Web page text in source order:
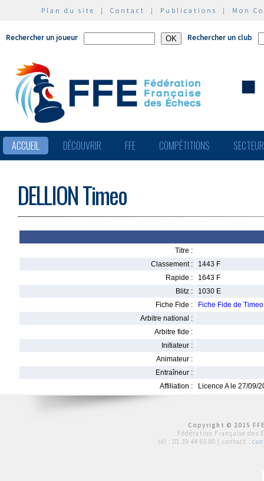
Plan du site | Contact | Publications | Mon
Rechercher un joueur Rechercher un club
ACCUEIL DÉCOUVRIR FFE COMPÉTITIONS
DELLION Timeo
Titre :
Classement :
1443 F
Rapide :
1643 F
Blitz :
1030 E
Fiche Fide :
Fiche Fide de
Arbitre national :
Arbitre fide :
Initiateur :
Animateur :
Entraîneur :
Affiliation :
Licence A le 27/09/
Copyright © 2015
Fédération Française des
tél : 01 39 44 65 80 | contact :